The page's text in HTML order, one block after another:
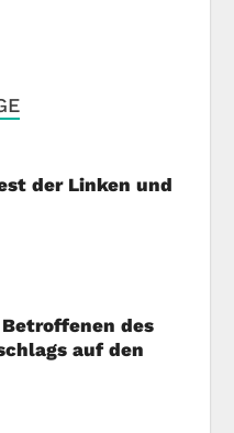
der Linken und
des
auf den